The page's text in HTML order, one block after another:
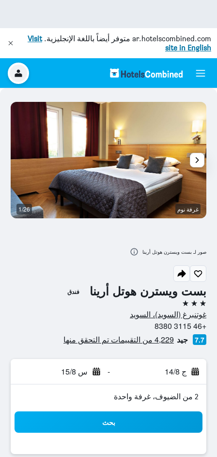
ar.hotelscombined.com متوفر أيضاً باللغة الإنجليزية.Visit
site in English
بست ويسترن هوتل أرينا فندق
3 نجوم
غوتنبرغ (السويد)، السويد
+46 3115 8380
7.7 جيد 4,229 من التقييمات تم التحقق منها
ج 14/8 - س 15/8
2 من الضيوف، غرفة واحدة
بحث
غرفة نوم 1/26
صور لـ بست ويسترن هوتل أرينا